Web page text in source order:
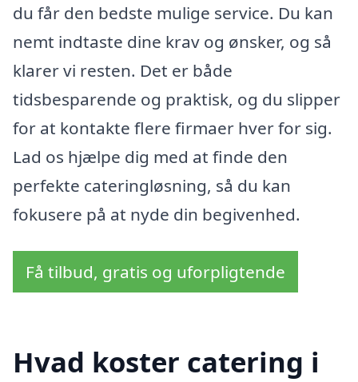
du får den bedste mulige service. Du kan
nemt indtaste dine krav og ønsker, og så
klarer vi resten. Det er både
tidsbesparende og praktisk, og du slipper
for at kontakte flere firmaer hver for sig.
Lad os hjælpe dig med at finde den
perfekte cateringløsning, så du kan
fokusere på at nyde din begivenhed.
Få tilbud, gratis og uforpligtende
Hvad koster catering i